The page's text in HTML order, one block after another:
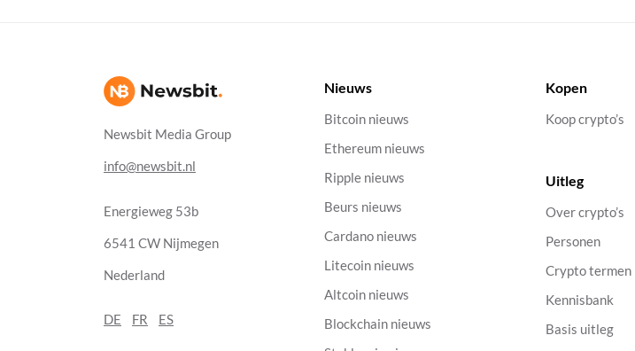
Newsbit Media Group
info@newsbit.nl
Energieweg 53b
6541 CW Nijmegen
Nederland
DE FR ES
Nieuws
Bitcoin nieuws
Ethereum nieuws
Ripple nieuws
Beurs nieuws
Cardano nieuws
Litecoin nieuws
Altcoin nieuws
Blockchain nieuws
Kopen
Koop crypto’s
Uitleg
Over crypto’s
Personen
Crypto termen
Kennisbank
Basis uitleg